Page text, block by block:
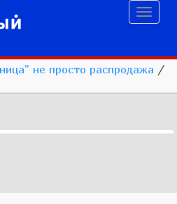
не просто распродажа /